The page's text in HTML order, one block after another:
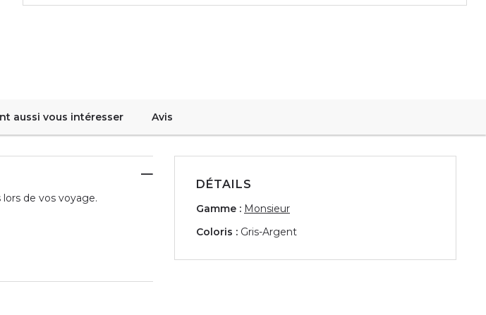
aussi vous intéresser Avis
de vos voyage.
DÉTAILS
Gamme : Monsieur
Coloris : Gris-Argent